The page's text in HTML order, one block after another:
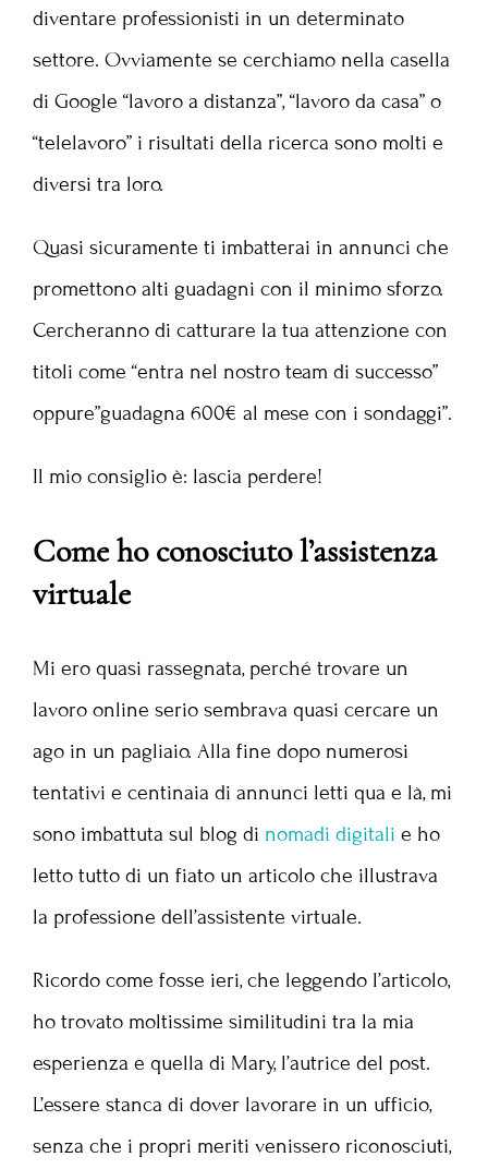
diventare professionisti in un determinato
settore. Ovviamente se cerchiamo nella casella
di Google “lavoro a distanza”, “lavoro da casa” o
“telelavoro” i risultati della ricerca sono molti e
diversi tra loro.
Quasi sicuramente ti imbatterai in annunci che
promettono alti guadagni con il minimo sforzo.
Cercheranno di catturare la tua attenzione con
titoli come “entra nel nostro team di successo”
oppure”guadagna 600€ al mese con i sondaggi”.
Il mio consiglio è: lascia perdere!
Come ho conosciuto l’assistenza
virtuale
Mi ero quasi rassegnata, perché trovare un
lavoro online serio sembrava quasi cercare un
ago in un pagliaio. Alla fine dopo numerosi
tentativi e centinaia di annunci letti qua e là, mi
sono imbattuta sul blog di nomadi digitali e ho
letto tutto di un fiato un articolo che illustrava
la professione dell’assistente virtuale.
Ricordo come fosse ieri, che leggendo l’articolo,
ho trovato moltissime similitudini tra la mia
esperienza e quella di Mary, l’autrice del post.
L’essere stanca di dover lavorare in un ufficio,
senza che i propri meriti venissero riconosciuti,